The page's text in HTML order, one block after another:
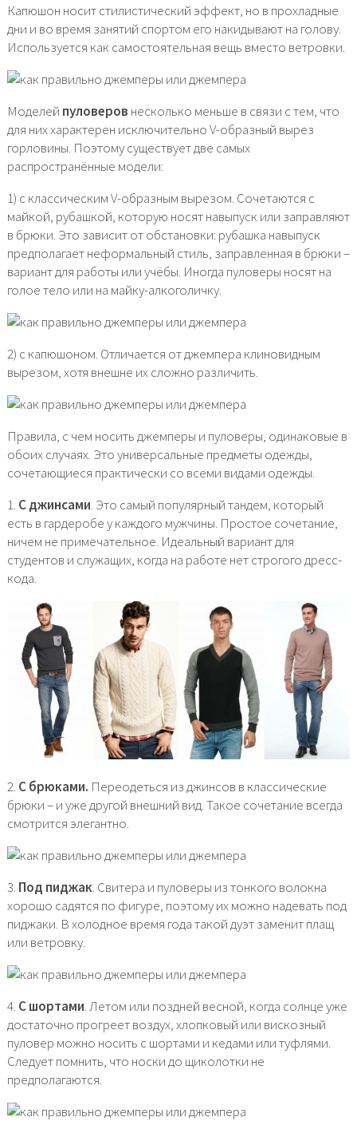
Капюшон носит стилистический эффект, но в прохладные
дни и во время занятий спортом его накидывают на голову.
Используется как самостоятельная вещь вместо ветровки.
Моделей пуловеров несколько меньше в связи с тем, что
для них характерен исключительно V-образный вырез
горловины. Поэтому существует две самых
распространённые модели:
1) с классическим V-образным вырезом. Сочетаются с
майкой, рубашкой, которую носят навыпуск или заправляют
в брюки. Это зависит от обстановки: рубашка навыпуск
предполагает неформальный стиль, заправленная в брюки –
вариант для работы или учёбы. Иногда пуловеры носят на
голое тело или на майку-алкоголичку.
2) с капюшоном. Отличается от джемпера клиновидным
вырезом, хотя внешне их сложно различить.
Правила, с чем носить джемперы и пуловеры, одинаковые в
обоих случаях. Это универсальные предметы одежды,
сочетающиеся практически со всеми видами одежды.
1. С джинсами. Это самый популярный тандем, который
есть в гардеробе у каждого мужчины. Простое сочетание,
ничем не примечательное. Идеальный вариант для
студентов и служащих, когда на работе нет строгого дресс-
кода.
2. С брюками. Переодеться из джинсов в классические
брюки – и уже другой внешний вид. Такое сочетание всегда
смотрится элегантно.
3. Под пиджак. Свитера и пуловеры из тонкого волокна
хорошо садятся по фигуре, поэтому их можно надевать под
пиджаки. В холодное время года такой дуэт заменит плащ
или ветровку.
4. С шортами. Летом или поздней весной, когда солнце уже
достаточно прогреет воздух, хлопковый или вискозный
пуловер можно носить с шортами и кедами или туфлями.
Следует помнить, что носки до щиколотки не
предполагаются.